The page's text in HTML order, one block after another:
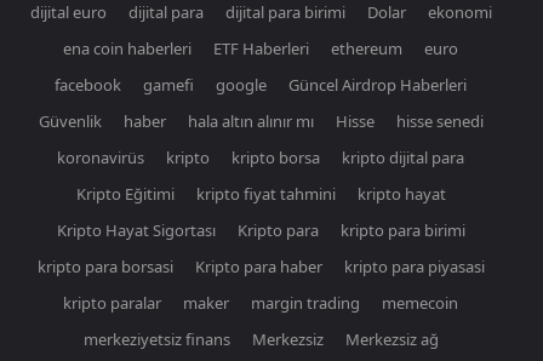
dijital euro
dijital para dijital para birimi Dolar
ekonomi
ena coin haberleri
ETF Haberleri ethereum
euro
facebook
gamefi google
Güncel Airdrop Haberleri
Güvenlik
haber hala altın alınır mı Hisse
hisse senedi
koronavirüs
kripto kripto borsa
kripto dijital para
Kripto Eğitimi
kripto fiyat tahmini
kripto hayat
Kripto Hayat Sigortası
Kripto para
kripto para birimi
kripto para borsasi
Kripto para haber
kripto para piyasasi
kripto paralar
maker margin trading
memecoin
merkeziyetsiz finans
Merkezsiz
Merkezsiz ağ